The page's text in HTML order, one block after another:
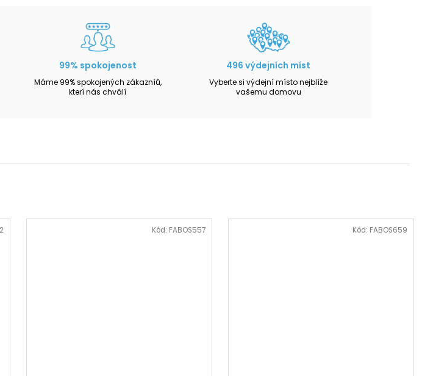
99% spokojenost
Máme 99% spokojených zákazníů,
kterí nás chválí
496 výdejních míst
Vyberte si výdejní místo nejblíže
vašemu domovu
Kód: FABOS557 Kód: FABOS659